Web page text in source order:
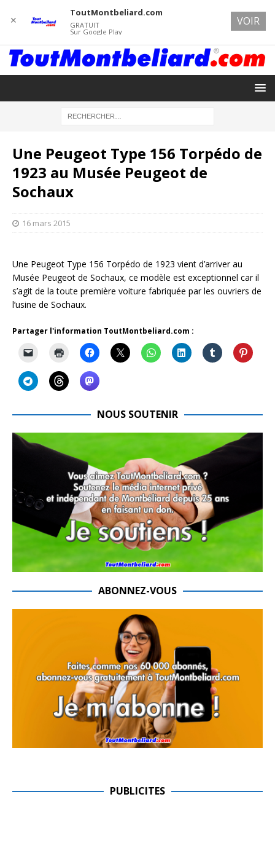
Une Peugeot Type 156 Torpédo de
1923 au Musée Peugeot de
Sochaux
16 mars 2015
Une Peugeot Type 156 Torpédo de 1923 vient d’arriver au
Musée Peugeot de Sochaux, ce modèle est exceptionnel car il
s’agit de la toute première voiture fabriquée par les ouvriers de
l’usine de Sochaux.
Partager l'information ToutMontbeliard.com :
NOUS SOUTENIR
ABONNEZ-VOUS
PUBLICITES
✕
ToutMontbeliard.com
GRATUIT
Sur Google Play
VOIR